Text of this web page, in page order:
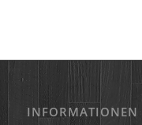
INFORMATIONEN